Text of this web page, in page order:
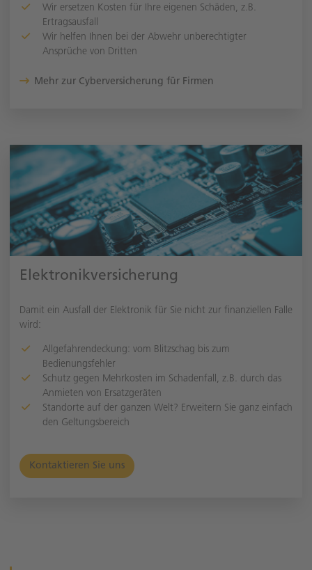
Wir ersetzen Kosten für Ihre eigenen Schäden, z.B.
Ertragsausfall
Wir helfen Ihnen bei der Abwehr unberechtigter
Ansprüche von Dritten
Mehr zur Cyberversicherung für Firmen
Elektronikversicherung
Damit ein Ausfall der Elektronik für Sie nicht zur finanziellen Falle
wird:
Allgefahrendeckung: vom Blitzschag bis zum
Bedienungsfehler
Schutz gegen Mehrkosten im Schadenfall, z.B. durch das
Anmieten von Ersatzgeräten
Standorte auf der ganzen Welt? Erweitern Sie ganz einfach
den Geltungsbereich
Kontaktieren Sie uns